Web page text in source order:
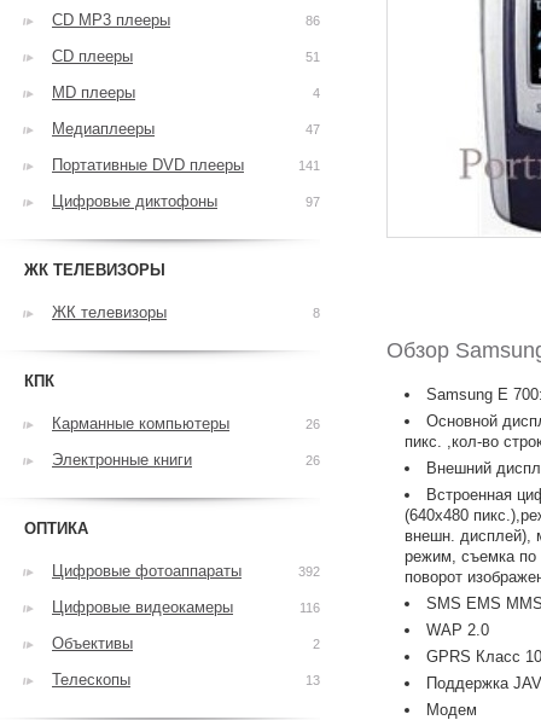
Обзор
Samsung E
Основной
пикс. ,кол-во
Внешний
Встроенная
(640x480
внешн. дисплей),
режим, съемка по
поворот
SMS EMS
WAP 2.0
GPRS Класс
Поддержка
Модем
CD MP3 плееры 86
CD плееры 51
MD плееры 4
Медиаплееры 47
Портативные DVD плееры 141
Цифровые диктофоны 97
ЖК ТЕЛЕВИЗОРЫ
ЖК телевизоры 8
КПК
Карманные компьютеры 26
Электронные книги 26
ОПТИКА
Цифровые фотоаппараты 392
Цифровые видеокамеры 116
Объективы 2
Телескопы 13